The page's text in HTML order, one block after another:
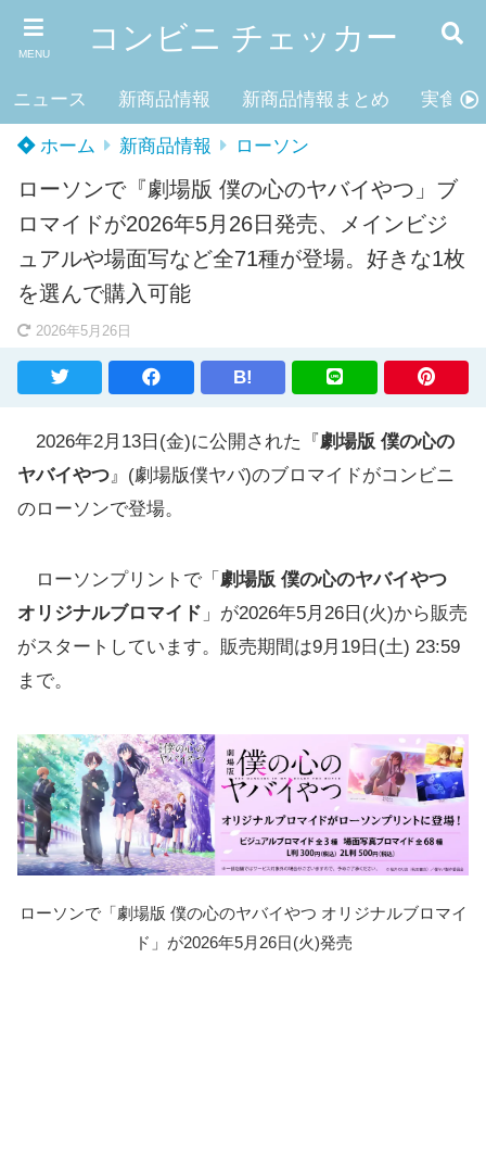
MENU コンビニ チェッカー
ニュース 新商品情報 新商品情報まとめ 実食レ
ホーム 新商品情報 ローソン
ローソンで『劇場版 僕の心のヤバイやつ」ブ
ロマイドが2026年5月26日発売、メインビジ
ュアルや場面写など全71種が登場。好きな1枚
を選んで購入可能
2026年5月26日
B!
2026年2月13日(金)に公開された『劇場版 僕の心の
ヤバイやつ』(劇場版僕ヤバ)のブロマイドがコンビニ
のローソンで登場。
ローソンプリントで「 劇場版 僕の心のヤバイやつ
オリジナルブロマイド 」が2026年5月26日(火)から販売
がスタートしています。販売期間は9月19日(土) 23:59
まで。
ローソンで「劇場版 僕の心のヤバイやつ オリジナルブロマイ
ド」が2026年5月26日(火)発売